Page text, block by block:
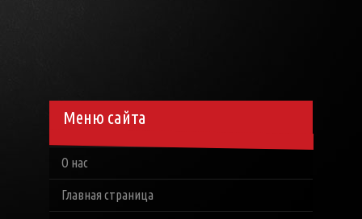
Меню сайта
О нас
Главная страница